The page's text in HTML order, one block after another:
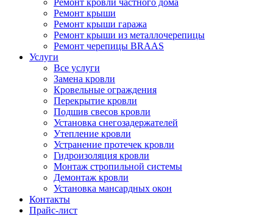
Ремонт кровли частного дома
Ремонт крыши
Ремонт крыши гаража
Ремонт крыши из металлочерепицы
Ремонт черепицы BRAAS
Услуги
Все услуги
Замена кровли
Кровельные ограждения
Перекрытие кровли
Подшив свесов кровли
Установка снегозадержателей
Утепление кровли
Устранение протечек кровли
Гидроизоляция кровли
Монтаж стропильной системы
Демонтаж кровли
Установка мансардных окон
Контакты
Прайс-лист